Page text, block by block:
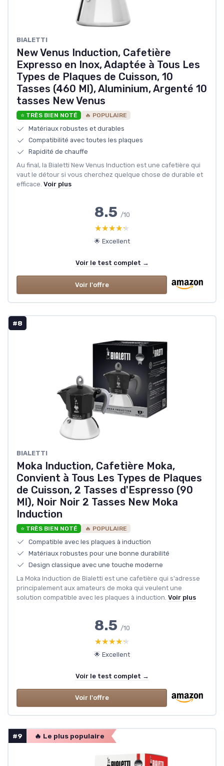
‎BIALETTI
New Venus Induction, Cafetière
Expresso en Inox, Adaptée à Tous Les
Types de Plaques de Cuisson, 10
Tasses (460 Ml), Aluminium, Argenté 10
tasses New Venus
⭐ TRÈS BIEN NOTÉ 🔥 POPULAIRE
Matériaux robustes et durables
Compatibilité avec toutes les plaques
Rapidité de chauffe
Au final, la Bialetti New Venus Induction est une cafetière qui
vaut le détour si vous cherchez quelque chose de durable et
efficace. Voir plus
8.5 /10
★★★★★
★★★★★
🌟 Excellent
Voir le test complet →
Voir l'offre
#8
‎BIALETTI
Moka Induction, Cafetière Moka,
Convient à Tous Les Types de Plaques
de Cuisson, 2 Tasses d'Espresso (90
Ml), Noir Noir 2 Tasses New Moka
Induction
⭐ TRÈS BIEN NOTÉ 🔥 POPULAIRE
Compatible avec les plaques à induction
Matériaux robustes pour une bonne durabilité
Design classique avec une touche moderne
La Moka Induction de Bialetti est une cafetière qui s'adresse
principalement aux amateurs de moka qui veulent une
solution compatible avec les plaques à induction. Voir plus
8.5 /10
★★★★★
★★★★★
🌟 Excellent
Voir le test complet →
Voir l'offre
#9 🔥 Le plus populaire